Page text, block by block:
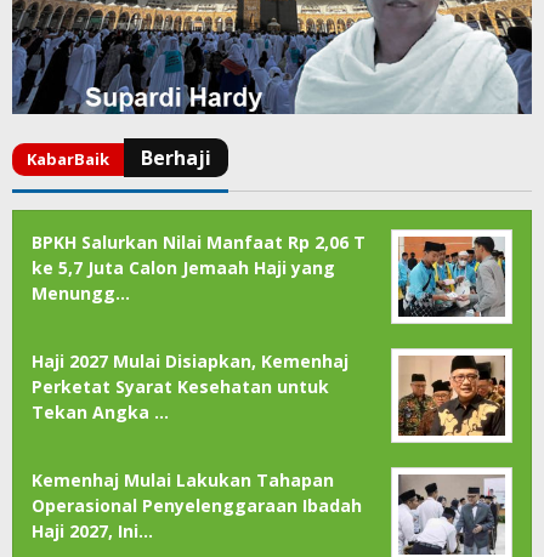
BPKH Salurkan Nilai Manfaat Rp 2,06 T
ke 5,7 Juta Calon Jemaah Haji yang
Menungg…
Haji 2027 Mulai Disiapkan, Kemenhaj
Perketat Syarat Kesehatan untuk
Tekan Angka …
Kemenhaj Mulai Lakukan Tahapan
Operasional Penyelenggaraan Ibadah
Haji 2027, Ini…